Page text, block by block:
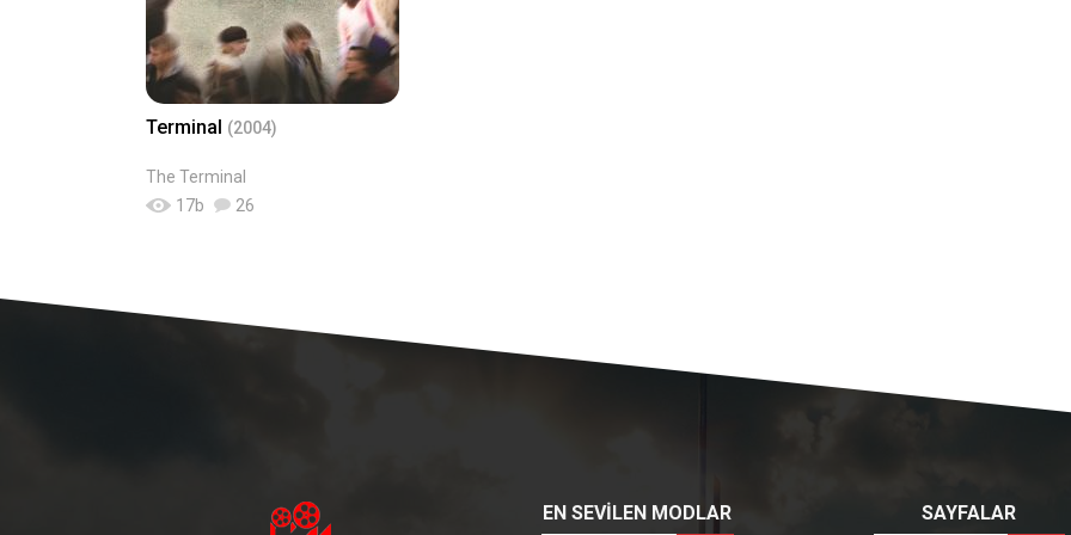
Terminal (2004)
The Terminal
17b 26
EN SEVİLEN MODLAR SAYFALAR